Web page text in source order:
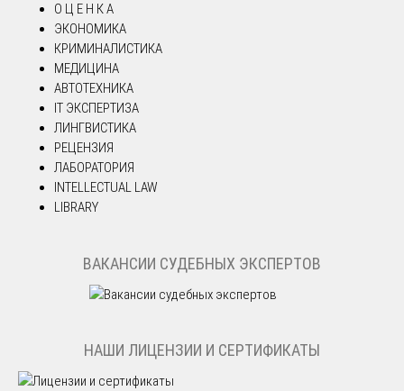
О Ц Е Н К А
ЭКОНОМИКА
КРИМИНАЛИСТИКА
МЕДИЦИНА
АВТОТЕХНИКА
IT ЭКСПЕРТИЗА
ЛИНГВИСТИКА
РЕЦЕНЗИЯ
ЛАБОРАТОРИЯ
INTELLECTUAL LAW
LIBRARY
ВАКАНСИИ СУДЕБНЫХ ЭКСПЕРТОВ
НАШИ ЛИЦЕНЗИИ И СЕРТИФИКАТЫ